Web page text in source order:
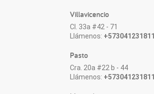
Villavicencio
Cl. 33a #42 - 71
Llámenos: +573041231811
Pasto
Cra. 20a #22 b - 44
Llámenos: +573041231811